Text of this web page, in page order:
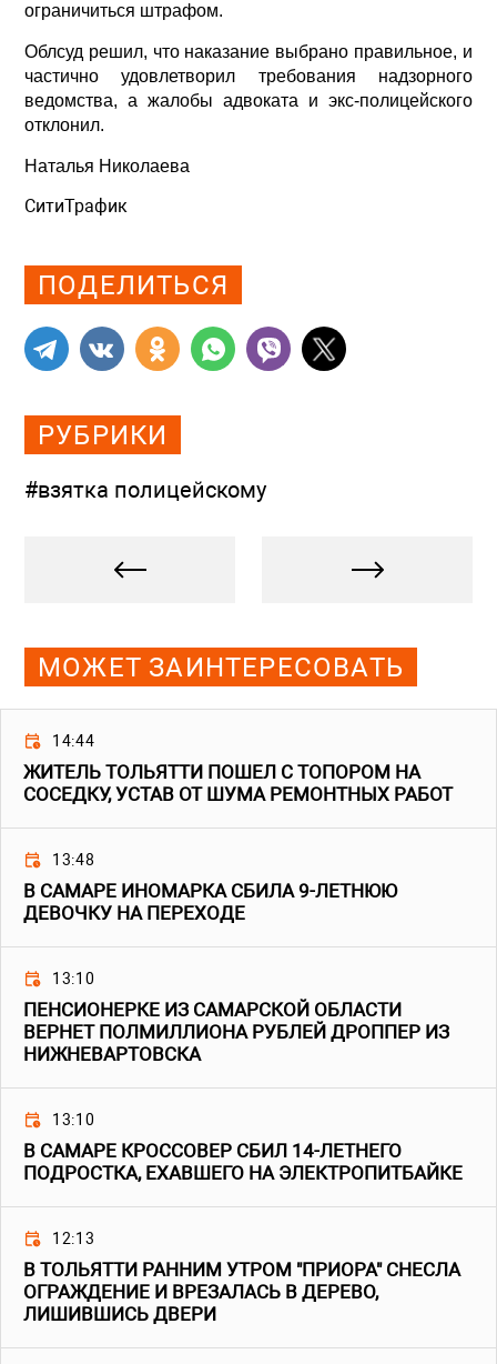
ограничиться штрафом.
Облсуд решил, что наказание выбрано правильное, и
частично удовлетворил требования надзорного
ведомства, а жалобы адвоката и экс-полицейского
отклонил.
Наталья Николаева
СитиТрафик
ПОДЕЛИТЬСЯ
РУБРИКИ
#взятка полицейскому
МОЖЕТ ЗАИНТЕРЕСОВАТЬ
14:44
ЖИТЕЛЬ ТОЛЬЯТТИ ПОШЕЛ С ТОПОРОМ НА
СОСЕДКУ, УСТАВ ОТ ШУМА РЕМОНТНЫХ РАБОТ
13:48
В САМАРЕ ИНОМАРКА СБИЛА 9-ЛЕТНЮЮ
ДЕВОЧКУ НА ПЕРЕХОДЕ
13:10
ПЕНСИОНЕРКЕ ИЗ САМАРСКОЙ ОБЛАСТИ
ВЕРНЕТ ПОЛМИЛЛИОНА РУБЛЕЙ ДРОППЕР ИЗ
НИЖНЕВАРТОВСКА
13:10
В САМАРЕ КРОССОВЕР СБИЛ 14-ЛЕТНЕГО
ПОДРОСТКА, ЕХАВШЕГО НА ЭЛЕКТРОПИТБАЙКЕ
12:13
В ТОЛЬЯТТИ РАННИМ УТРОМ "ПРИОРА" СНЕСЛА
ОГРАЖДЕНИЕ И ВРЕЗАЛАСЬ В ДЕРЕВО,
ЛИШИВШИСЬ ДВЕРИ